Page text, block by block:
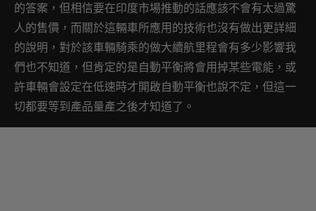
的答案，但相信要在印度市場推動的話應該不會有太過驚
人的售價，而關於這輛車所應用的技術也沒有做出更詳細
的說明，對於該車輛騎乘的做大續航里程會有多少影響我
們也不知道，但肯定的是自動平衡將會用掉某些電能，或
許車輛會設定在低速時才開啟自動平衡也說不定，但這一
切都要等到產品量產之後才知道了。